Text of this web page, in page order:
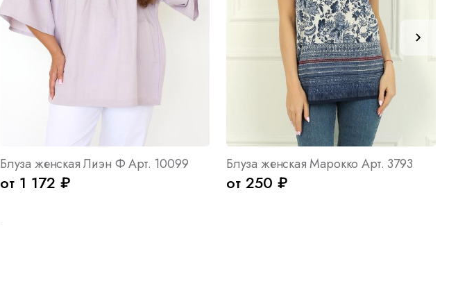
Блуза женская Лиэн Ф Арт. 10099
от 1 172 ₽
Блуза женская Марокко Арт. 3793
от 250 ₽